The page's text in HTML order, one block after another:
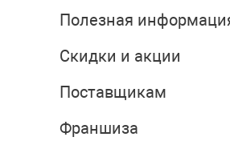
Полезная
Скидки и акции
Поставщикам
Франшиза